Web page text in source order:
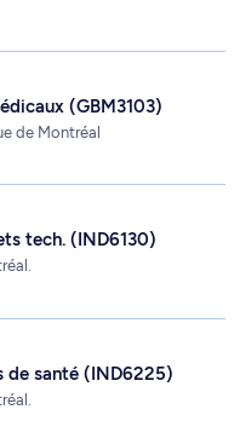
(GBM3103)
de Montréal
tech. (IND6130)
de santé (IND6225)